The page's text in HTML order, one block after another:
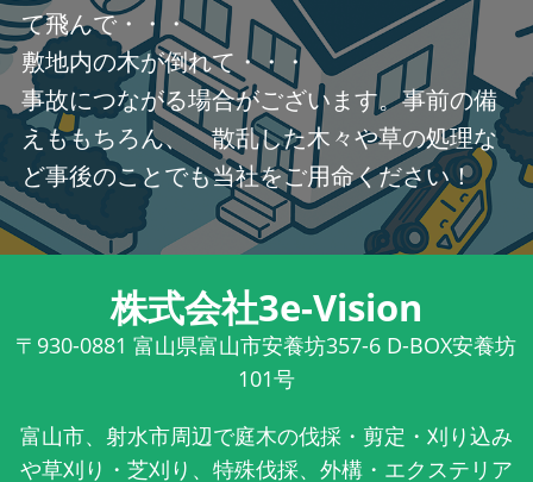
て飛んで・・・
敷地内の木が倒れて・・・
事故につながる場合がございます。事前の備
えももちろん、 散乱した木々や草の処理な
ど事後のことでも当社をご用命ください！
株式会社3e-Vision
〒930-0881 富山県富山市安養坊357-6 D-BOX安養坊
101号
富山市、射水市周辺で庭木の伐採・剪定・刈り込み
や草刈り・芝刈り、特殊伐採、外構・エクステリア